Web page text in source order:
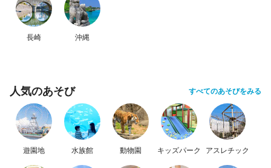
長崎 沖縄
人気のあそび すべてのあそびをみる
遊園地 水族館 動物園 キッズパーク アスレチック